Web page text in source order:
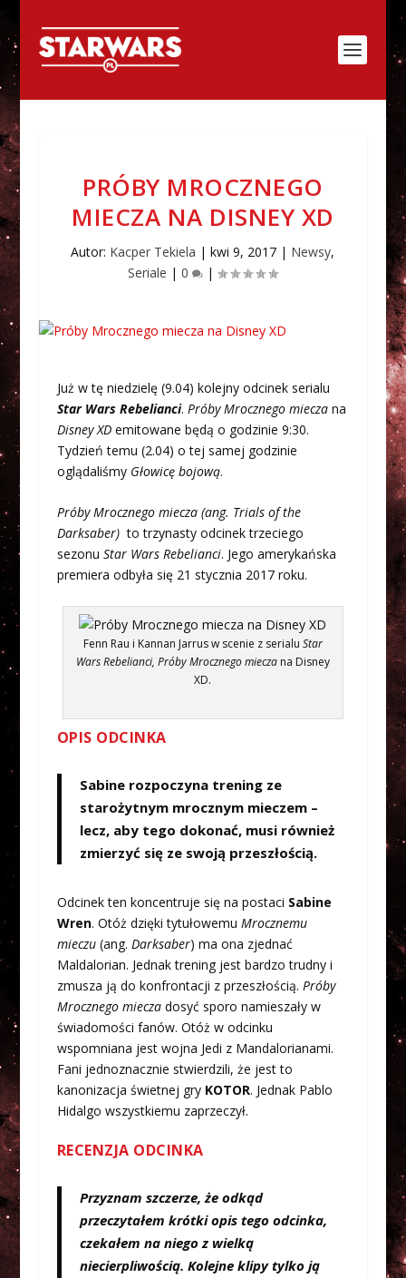
PRÓBY MROCZNEGO
MIECZA NA DISNEY XD
Autor: Kacper Tekiela |kwi 9, 2017 | Newsy,
Seriale |0 |
Już w tę niedzielę (9.04) kolejny odcinek serialu
Star Wars Rebelianci. Próby Mrocznego mieczana
Disney XD emitowane będą o godzinie 9:30.
Tydzień temu (2.04) o tej samej godzinie
oglądaliśmy Głowicę bojową.
Próby Mrocznego miecza (ang. Trials of the
Darksaber) to trzynasty odcinek trzeciego
sezonu Star Wars Rebelianci. Jego amerykańska
premiera odbyła się 21 stycznia 2017 roku.
Fenn Rau i Kannan Jarrus w scenie z serialu Star
Wars Rebelianci, Próby Mrocznego miecza na Disney
XD.
OPIS ODCINKA
Sabine rozpoczyna trening ze
starożytnym mrocznym mieczem –
lecz, aby tego dokonać, musi również
zmierzyć się ze swoją przeszłością.
Odcinek ten koncentruje się na postaci Sabine
Wren. Otóż dzięki tytułowemu Mrocznemu
mieczu(ang. Darksaber) ma ona zjednać
Maldalorian. Jednak trening jest bardzo trudny i
zmusza ją do konfrontacji z przeszłością. Próby
Mrocznego mieczadosyć sporo namieszały w
świadomości fanów. Otóż w odcinku
wspomniana jest wojna Jedi z Mandalorianami.
Fani jednoznacznie stwierdzili, że jest to
kanonizacja świetnej gry KOTOR. Jednak Pablo
Hidalgo wszystkiemu zaprzeczył.
RECENZJA ODCINKA
Przyznam szczerze, że odkąd
przeczytałem krótki opis tego odcinka,
czekałem na niego z wielką
niecierpliwością. Kolejne klipy tylko ją